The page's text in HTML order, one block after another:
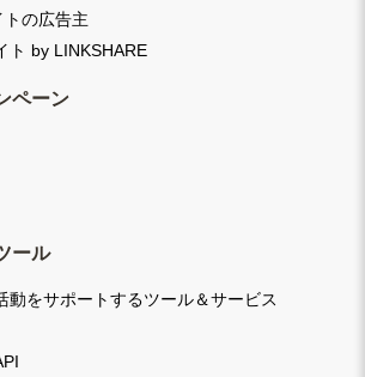
の広告主
ト by LINKSHARE
ペーン
ール
動をサポートするツール＆サービス